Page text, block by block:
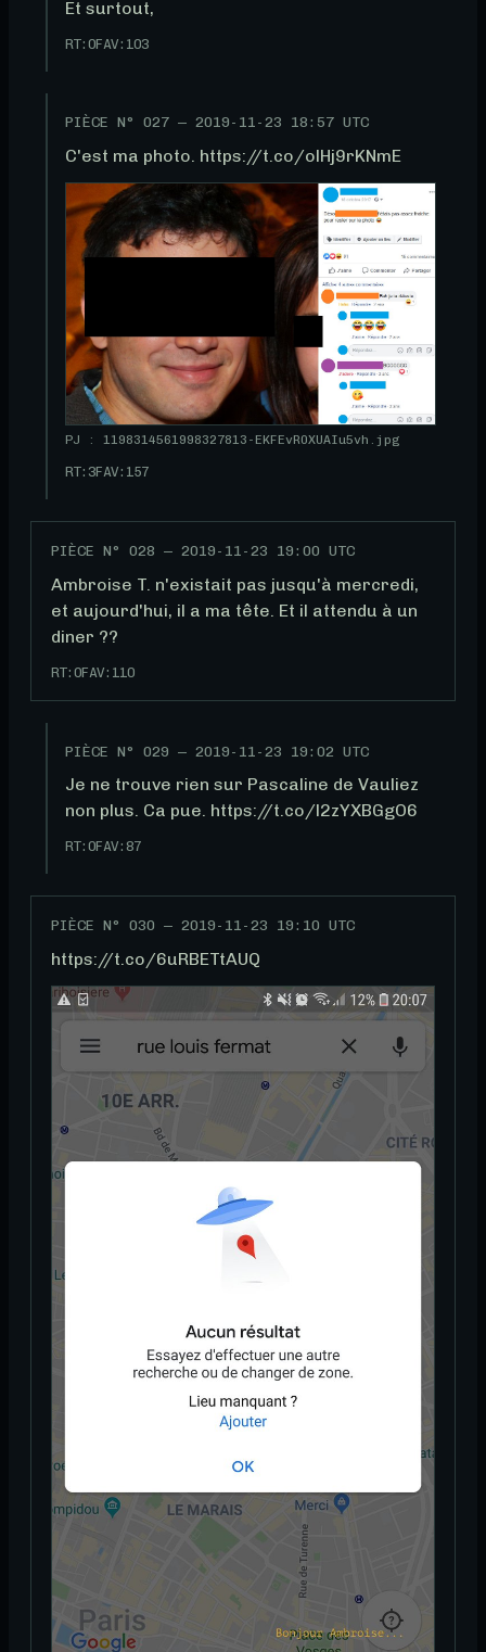
Et surtout,
RT:0FAV: 103
PIÈCE N°027 —2019-11-23 18:57 UTC
C'est ma photo. https://t.co/olHj9rKNmE
PJ : 1198314561998327813-EKFEvR0XUAIu5vh.jpg
RT: 3FAV: 157
PIÈCE N° 028 — 2019-11-23 19:00 UTC
Ambroise T. n'existait pas jusqu'à mercredi,
et aujourd'hui, il a ma tête. Et il attendu à un
diner ??
RT: 0FAV: 110
PIÈCE N°029 —2019-11-23 19:02 UTC
Je ne trouve rien sur Pascaline de Vauliez
non plus. Ca pue. https://t.co/l2zYXBGgO6
RT:0FAV:87
PIÈCE N° 030 — 2019-11-23 19:10 UTC
https://t.co/6uRBETtAUQ